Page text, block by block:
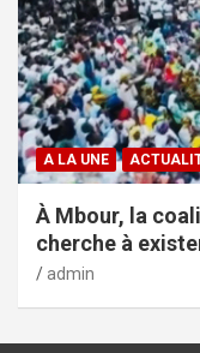
A LA UNE
À Mbour, la
cherche à
admin